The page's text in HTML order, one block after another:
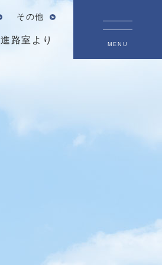
その他
進路室より MENU